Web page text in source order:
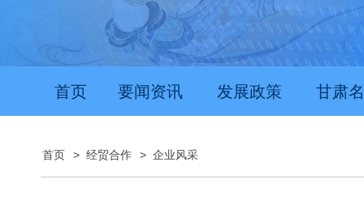
首页 要闻资讯 发展政策 甘肃
首页 > 经贸合作 > 企业风采